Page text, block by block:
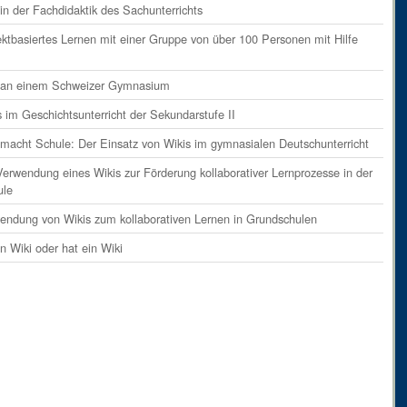
onAbsatz 9
onAbsatz 10
onAbsatz 11
onAbsatz 12
onAbsatz 13
onAbsatz 14
onAbsatz 15
Absatz 16
onAbsatz 17
der Fachdidaktik des Sachunterrichts
Lernen mit einer Gruppe von über 100 Personen mit Hilfe
einem Schweizer Gymnasium
im Geschichtsunterricht der Sekundarstufe II
Schule: Der Einsatz von Wikis im gymnasialen Deutschunterricht
eines Wikis zur Förderung kollaborativer Lernprozesse in der
von Wikis zum kollaborativen Lernen in Grundschulen
Wiki oder hat ein Wiki